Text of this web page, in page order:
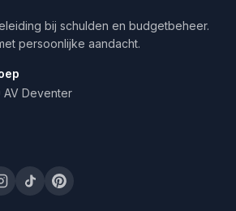
bij schulden en budgetbeheer.
persoonlijke aandacht.
Deventer